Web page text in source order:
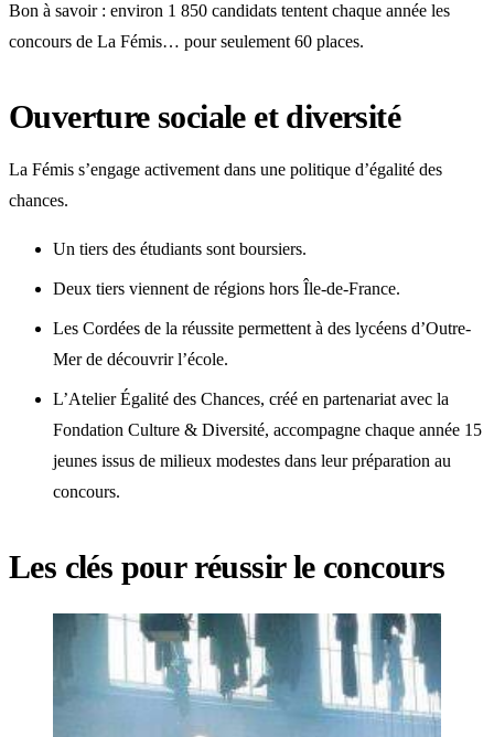
Bon à savoir : environ 1 850 candidats tentent chaque année les
concours de La Fémis… pour seulement 60 places.
Ouverture sociale et diversité
La Fémis s’engage activement dans une politique d’égalité des
chances.
Un tiers des étudiants sont boursiers.
Deux tiers viennent de régions hors Île-de-France.
Les Cordées de la réussite permettent à des lycéens d’Outre-
Mer de découvrir l’école.
L’Atelier Égalité des Chances, créé en partenariat avec la
Fondation Culture & Diversité, accompagne chaque année 15
jeunes issus de milieux modestes dans leur préparation au
concours.
Les clés pour réussir le concours